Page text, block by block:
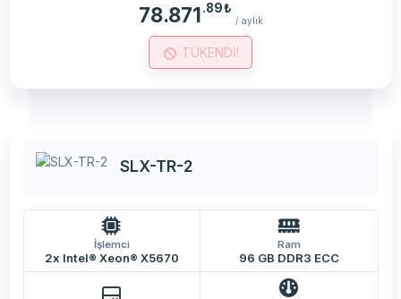
78.871.89₺
/ aylık
TÜKENDİ!
SLX-TR-2
İşlemci
2x Intel® Xeon® X5670
Ram
96 GB DDR3 ECC